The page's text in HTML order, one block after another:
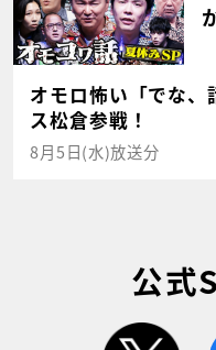
オモロ怖い「でな、
ス松倉参戦！
8月5日(水)放送分
公式